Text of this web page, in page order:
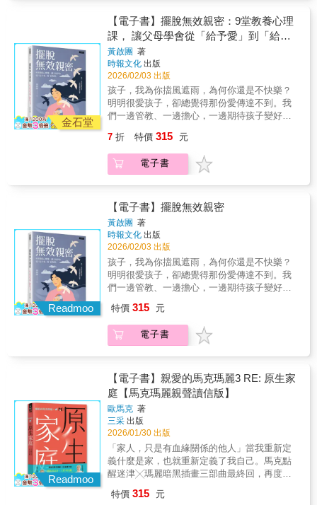
感動，也能行動。❤ 大規模調查與研究支撐：
結合社會學方法、質性訪談與焦點團體，確保
建議具有廣度與深度。
「信賴是什麼」「成長是什麼」等，都能成為
本質直觀的哲學對話主題。這類問題往往沒有
絕對的標準答案。然而，在討論中是否能達到
「沒錯，確實能這樣說，這就是本質！」的深
刻洞察，或至少盡可能接近，正是哲學最重要
的核心價值所在。
痛……這些影響該如何面對？」●「我們如何能
有共識，並建立令人滿意的親密生活？」性是
婚姻中最常見的困擾之一（例如：將近八成夫
妻在性需求頻率上並不一致），但情況不必一
直如此。關係研究專家桑蒂．菲德翰與國際知
名性治療師邁可．賽茲瑪博士，歸納出八個簡
單卻具轉化力的關鍵要素，幫助夫妻從疏離走
向喜悅。他們的洞見根基於豐富的臨床經驗與
突破性研究，其中包含迄今全美最大規模的夫
妻性研究。這不是一本「性愛操作手冊」，而
更深理解你的配偶，並共同打造你一直渴望的
婚姻。專業推薦：「《親密限定》以充分的研
究為基礎，是每一對夫妻都適合一同閱讀、並
充滿智慧與洞見，我誠摯推薦給每一對夫
妻。」——蓋瑞．巧門博士（Gary
Chapman），《愛之語》作者「邁可和桑蒂深
具影響力的研究將幫助你分辨，哪些因素能真
正點燃親密生活，哪些則無濟於事。如果你的
性生活不如你所期待的那樣，這本顛覆觀點、
帶來改變的書，將引導你發現屬於自己的轉化
Nieuwhof），《分手前》作者、《智慧家庭》
播客主持人「在擔任性治療師與性教育工作者
長達四十七年後，我們仍從這本書中學到許多
潘納（Clifford and Joyce Penner），臨床心理
學與臨床護理專家、《性愛的禮物》作者「這
樣兼具研究基礎與實務指引的書，可謂幾十年
一遇。語言簡潔易懂，充滿真實生活的例子。
身為長期服務少數族群的治療師，我們對能分
享這樣一個具有轉化力的工具感到無比興
奮。」——喬治與丹妮莎．蘇亞雷斯（Jorge
and Danisa Suarez），婚姻諮商師與性治療師
「秘密終於揭曉了！菲德翰和賽茲瑪彙整超過
5,300位受訪者的回饋，為我們提供前所未有的
金石堂
【電子書】擺脫無效親密：9堂教養心理
課， 讓父母學會從「給予愛」到「給對
愛」
黃啟團 著
時報文化 出版
2026/02/03 出版
孩子，我為你擋風遮雨，為何你還是不快樂？
明明很愛孩子，卻總覺得那份愛傳達不到。我
們一邊管教、一邊擔心，一邊期待孩子變好，
變壞，只是學會了沉默與退縮--因為在被責備與
被忽略之間，他感受不到被理解。愛，愛是一
種能量，也是每個父母的本能。但只有當孩子
庭案例為基礎，從心理學角度拆解家庭教育的
深層機制，帶領父母重新理解--「愛」從來不是
問題，問題在於愛的方式。本書以心理學為基
礎，提出「四種教養模式」、「孩子成長的心
理基礎」與「敏感化與復原力」等觀點，從以
下四個關鍵面向，幫助父母解開教養的根本難
題：" 性格養成： 孩子將成為什麼樣的人，比
他能做什麼更重要。" 信念與價值觀： 行為的
根源不在能力，而在潛藏的信念。" 情緒與復原
我價值與心理基礎： 愛不只是給予，而是讓孩
子被看見、被尊重、被信任。每章皆以生活案
例開場，並附有練習指引，讓父母能將理解化
為行動，修正溝通模式，在陪伴中成長，讓家
庭重新找回平衡與溫度。在AI時代來臨的今
天，知識可以被取代，但理解自己、感受他
人、面對世界的力量，才是孩子一生的底氣。
這本書不講空泛理論，也不販賣焦慮，而是幫
你看懂親子關係的心理運作，讓「愛」不再變
成壓力，而成為孩子成長的力量源泉。教育，
不是塑造一個完美的孩子，而是讓他有力量面
對不完美的世界。這不是一本教你「如何當好
見」的書。
7 折 特價 315 元
電子書
Readmoo
【電子書】擺脫無效親密
黃啟團 著
時報文化 出版
2026/02/03 出版
孩子，我為你擋風遮雨，為何你還是不快樂？
明明很愛孩子，卻總覺得那份愛傳達不到。我
們一邊管教、一邊擔心，一邊期待孩子變好，
變壞，只是學會了沉默與退縮--因為在被責備與
被忽略之間，他感受不到被理解。愛，愛是一
種能量，也是每個父母的本能。但只有當孩子
庭案例為基礎，從心理學角度拆解家庭教育的
深層機制，帶領父母重新理解--「愛」從來不是
問題，問題在於愛的方式。本書以心理學為基
礎，提出「四種教養模式」、「孩子成長的心
理基礎」與「敏感化與復原力」等觀點，從以
下四個關鍵面向，幫助父母解開教養的根本難
題：" 性格養成： 孩子將成為什麼樣的人，比
他能做什麼更重要。" 信念與價值觀： 行為的
根源不在能力，而在潛藏的信念。" 情緒與復原
力： 父母懂得共情，孩子才能面對世界。" 自
特價 315 元
電子書
Readmoo
【電子書】親愛的馬克瑪麗3 RE: 原生家
庭【馬克瑪麗親聲讀信版】
歐馬克 著
三采 出版
2026/01/30 出版
「家人，只是有血緣關係的他人」當我重新定
義什麼是家，也就重新定義了我自己。馬克點
醒迷津╳瑪麗暗黑插畫三部曲最終回，再度神
容簡介】✦情侶可以分、工作可以離，但搞不
特價 315 元